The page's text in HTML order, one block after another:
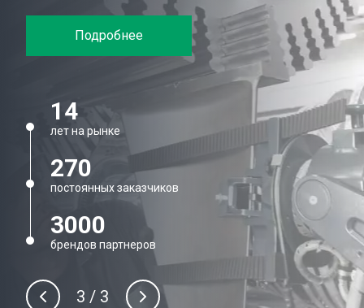
Подробнее
14
лет на рынке
270
постоянных заказчиков
3000
брендов партнеров
3 / 3